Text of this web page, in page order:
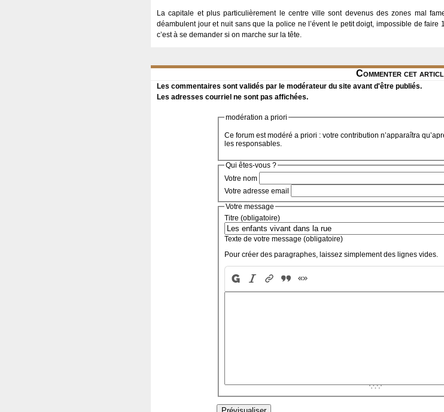
La capitale et plus particulièrement le centre ville sont devenus des zones mal
déambulent jour et nuit sans que la police ne l’évent le petit doigt, impossible de
c’est à se demander si on marche sur la tête.
Commenter cet
Les commentaires sont validés par le modérateur du site avant d'être publiés.
Les adresses courriel ne sont pas affichées.
modération a priori
Ce forum est modéré a priori : votre contribution n’apparaîtra
les responsables.
Qui êtes-vous ?
Votre nom
Votre adresse email
Votre message
Titre (obligatoire)
Texte de votre message (obligatoire)
Pour créer des paragraphes, laissez simplement des lignes vides.